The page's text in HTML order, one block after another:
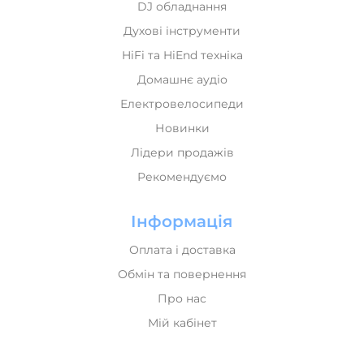
DJ обладнання
Духові інструменти
HiFi та HiEnd техніка
Домашнє аудіо
Електровелосипеди
Новинки
Лідери продажів
Рекомендуємо
Інформація
Оплата і доставка
Обмін та повернення
Про нас
Мій кабінет